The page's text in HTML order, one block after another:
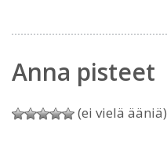
Anna pisteet
(ei vielä ääniä)